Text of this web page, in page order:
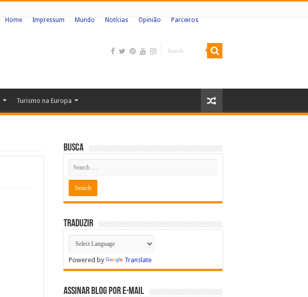
Home Impressum Mundo Notícias Opinião Parceiros
Turismo na Europa
Busca
Traduzir
Powered by Translate
Assinar blog por e-mail